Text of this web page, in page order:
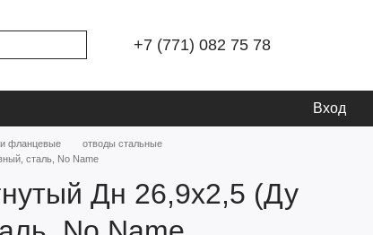
+7 (771) 082 75 78
Вход
и фланцевые
отводы стальные
сталь, No Name
Дн 26,9х2,5 (Ду